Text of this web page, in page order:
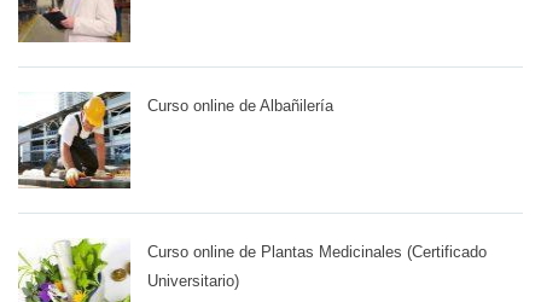
Curso online de Albañilería
Curso online de Plantas Medicinales (Certificado
Universitario)